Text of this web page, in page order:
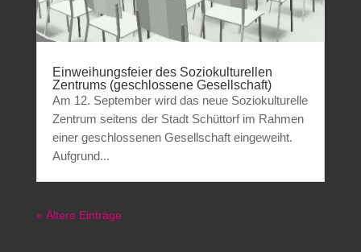
Einweihungsfeier des Soziokulturellen
Zentrums (geschlossene Gesellschaft)
Am 12. September wird das neue Soziokulturelle
Zentrum seitens der Stadt Schüttorf im Rahmen
einer geschlossenen Gesellschaft eingeweiht.
Aufgrund...
« Ältere Einträge